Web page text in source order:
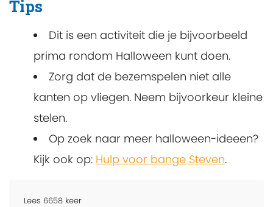
Tips
Dit is een activiteit die je bijvoorbeeld
prima rondom Halloween kunt doen.
Zorg dat de bezemspelen niet alle
kanten op vliegen. Neem bijvoorkeur kleine
stelen.
Op zoek naar meer halloween-ideeen?
Kijk ook op: Hulp voor bange Steven.
Lees 6658 keer